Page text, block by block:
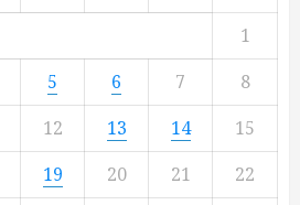
1
5 6 7
8
12 13 14
15
19 20 21
22